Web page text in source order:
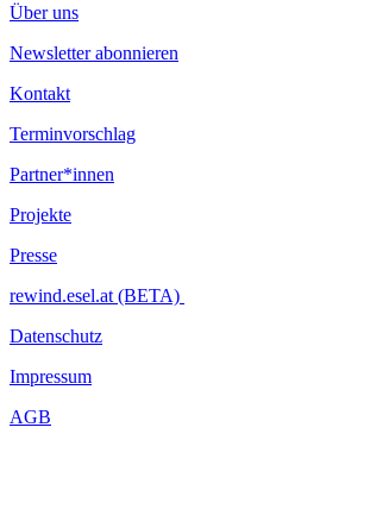
Über uns
Newsletter abonnieren
Kontakt
Terminvorschlag
Partner*innen
Projekte
Presse
rewind.esel.at (BETA)
Datenschutz
Impressum
AGB